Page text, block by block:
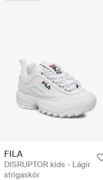
FILA
DISRUPTOR kids - Lágir
strigaskór